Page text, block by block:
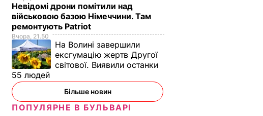
Невідомі дрони помітили над
військовою базою Німеччини. Там
ремонтують Patriot
Вчора, 21.50
На Волині завершили
ексгумацію жертв Другої
світової. Виявили останки
55 людей
Більше новин
ПОПУЛЯРНЕ В БУЛЬВАРІ